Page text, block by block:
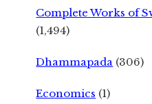
Complete Works of
(1,494)
Dhammapada (306)
Economics (1)